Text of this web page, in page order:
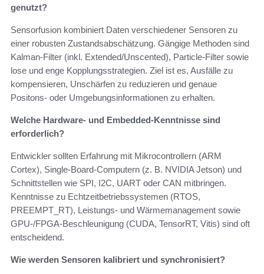
genutzt?
Sensorfusion kombiniert Daten verschiedener Sensoren zu
einer robusten Zustandsabschätzung. Gängige Methoden sind
Kalman-Filter (inkl. Extended/Unscented), Particle-Filter sowie
lose und enge Kopplungsstrategien. Ziel ist es, Ausfälle zu
kompensieren, Unschärfen zu reduzieren und genaue
Positons- oder Umgebungsinformationen zu erhalten.
Welche Hardware- und Embedded-Kenntnisse sind
erforderlich?
Entwickler sollten Erfahrung mit Mikrocontrollern (ARM
Cortex), Single-Board-Computern (z. B. NVIDIA Jetson) und
Schnittstellen wie SPI, I2C, UART oder CAN mitbringen.
Kenntnisse zu Echtzeitbetriebssystemen (RTOS,
PREEMPT_RT), Leistungs- und Wärmemanagement sowie
GPU-/FPGA-Beschleunigung (CUDA, TensorRT, Vitis) sind oft
entscheidend.
Wie werden Sensoren kalibriert und synchronisiert?